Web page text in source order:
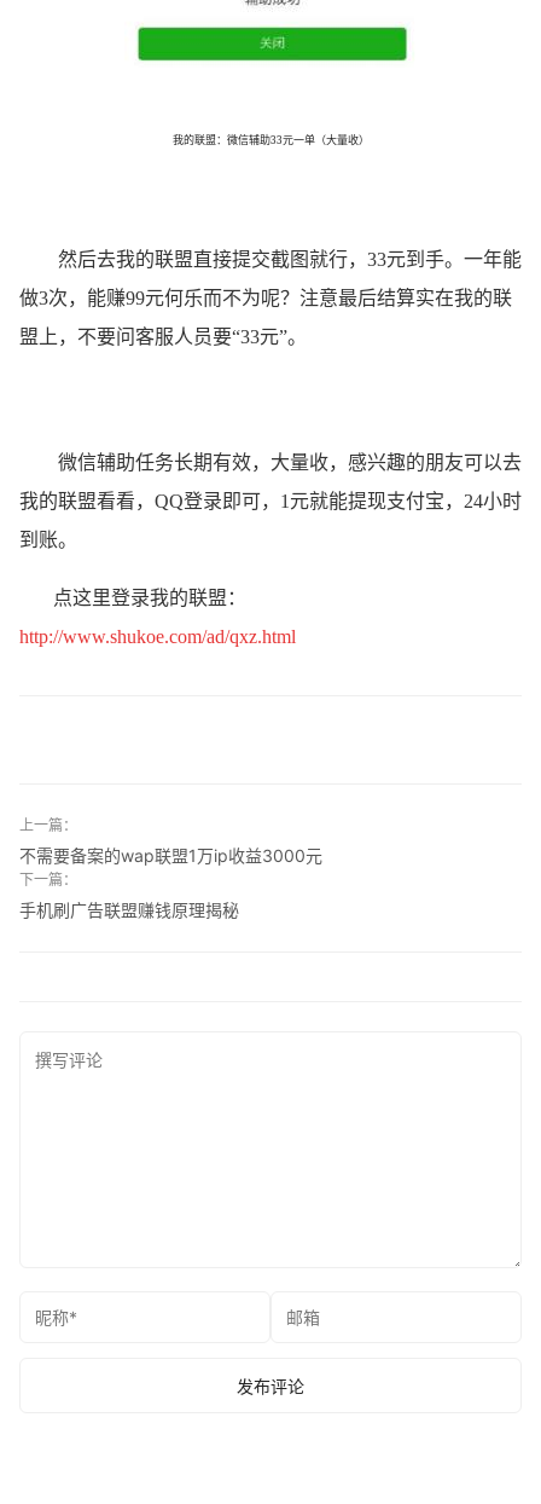
我的联盟：微信辅助33元一单（大量收）
然后去我的联盟直接提交截图就行，33元到手。一年能
做3次，能赚99元何乐而不为呢？注意最后结算实在我的联
盟上，不要问客服人员要“33元”。
微信辅助任务长期有效，大量收，感兴趣的朋友可以去
我的联盟看看，QQ登录即可，1元就能提现支付宝，24小时
到账。
点这里登录我的联盟：
http://www.shukoe.com/ad/qxz.html
上一篇：
不需要备案的wap联盟1万ip收益3000元
下一篇：
手机刷广告联盟赚钱原理揭秘